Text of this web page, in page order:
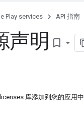
Play services API 指南
声明 bookmark_border
库添加到您的应用中